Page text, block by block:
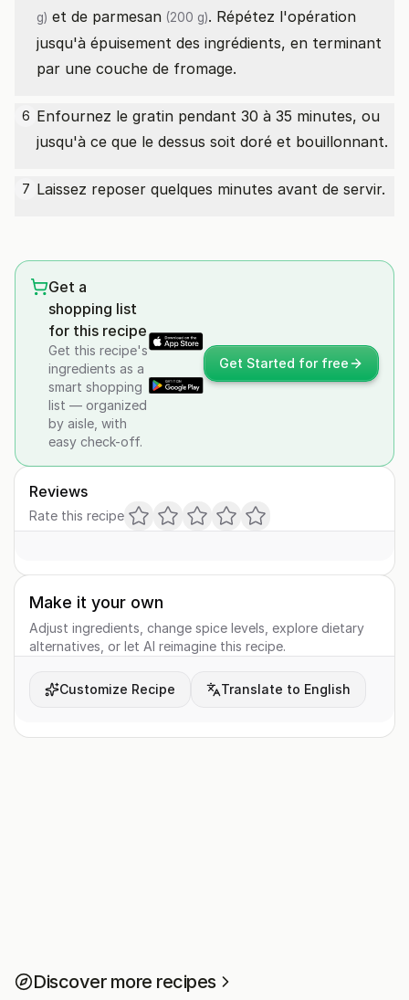
g) et de parmesan (200 g). Répétez l'opération
jusqu'à épuisement des ingrédients, en terminant
par une couche de fromage.
6 Enfournez le gratin pendant 30 à 35 minutes, ou
jusqu'à ce que le dessus soit doré et bouillonnant.
7 Laissez reposer quelques minutes avant de servir.
Get a
shopping list
for this recipe
Get this recipe's
ingredients as a
smart shopping
list — organized
by aisle, with
easy check-off.
Get Started for free
Reviews
Rate this recipe
Make it your own
Adjust ingredients, change spice levels, explore dietary
alternatives, or let AI reimagine this recipe.
Customize Recipe Translate to English
Discover more recipes